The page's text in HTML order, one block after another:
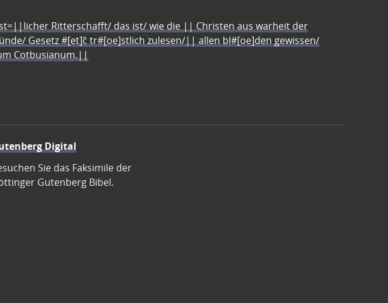
Ritterschafft/ das ist/ wie die || Christen aus warheit der
Gesetz #[et]c̃ tr#[oe]stlich zulesen/|| allen bl#[oe]den gewissen/
Cotbusianum.||
Digital
Sie das Faksimile der
Gutenberg Bibel.